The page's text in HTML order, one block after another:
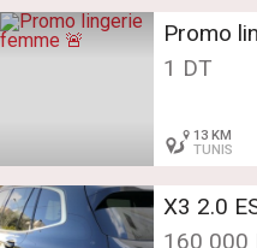
Promo
1 DT
13 KM
TUNIS
160 000